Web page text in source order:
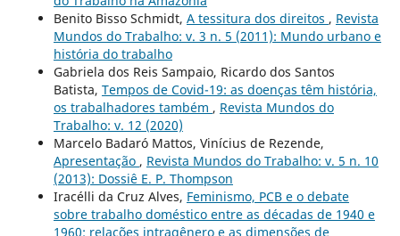
Benito Bisso Schmidt, A tessitura dos direitos , Revista
Mundos do Trabalho: v. 3 n. 5 (2011): Mundo urbano e
história do trabalho
Gabriela dos Reis Sampaio, Ricardo dos Santos
Batista, Tempos de Covid-19: as doenças têm história,
os trabalhadores também , Revista Mundos do
Trabalho: v. 12 (2020)
Marcelo Badaró Mattos, Vinícius de Rezende,
Apresentação , Revista Mundos do Trabalho: v. 5 n. 10
(2013): Dossiê E. P. Thompson
Iracélli da Cruz Alves, Feminismo, PCB e o debate
sobre trabalho doméstico entre as décadas de 1940 e
1960: relações intragênero e as dimensões de